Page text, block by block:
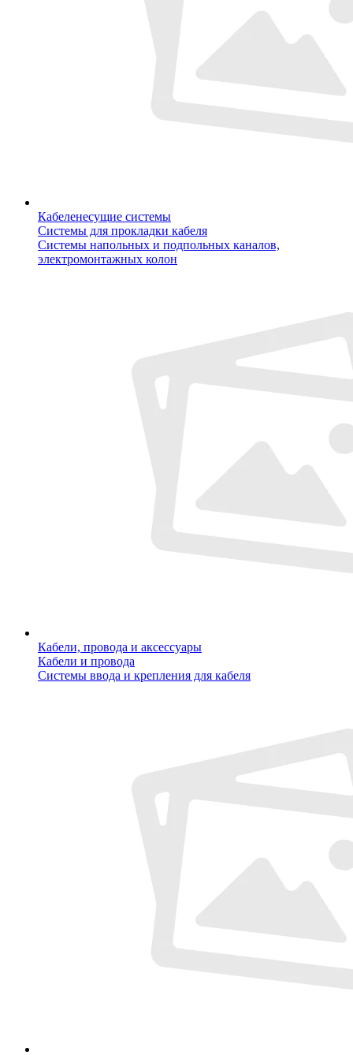
Кабеленесущие системы
Системы для прокладки кабеля
Системы напольных и подпольных каналов,
электромонтажных колон
Кабели, провода и аксессуары
Кабели и провода
Системы ввода и крепления для кабеля